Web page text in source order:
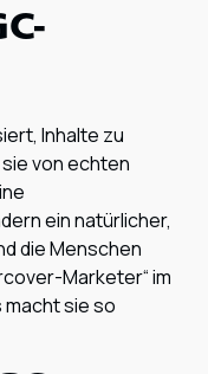
Inhalte zu
von echten
ein natürlicher,
die Menschen
Marketer“ im
macht sie so